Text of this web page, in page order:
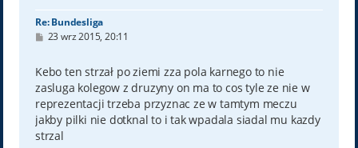
Re: Bundesliga
P
t
23 wrz 2015, 20:11
Kebo ten strzał po ziemi zza pola karnego to nie
zasluga kolegow z druzyny on ma to cos tyle ze nie w
reprezentacji trzeba przyznac ze w tamtym meczu
jakby pilki nie dotknal to i tak wpadala siadal mu kazdy
strzal